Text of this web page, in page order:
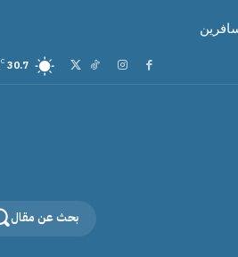
30.7
C
بحث عن مقال